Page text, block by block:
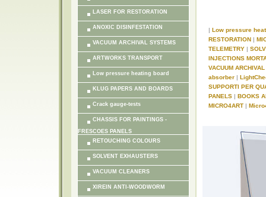
LASER FOR RESTORATION
ANOXIC DISINFESTATION
VACUUM ARCHIVAL SYSTEMS
ARTWORKS TRANSPORT
Low pressure heating board
KLUG PAPERS AND BOARDS
Crack gauge-tests
CHASSIS FOR PAINTINGS -
FRESCOES PANELS
RETOUCHING COLOURS
SOLVENT EXHAUSTERS
VACUUM CLEANERS
XIREIN ANTI-WOODWORM
| Low pressure
RESTORATION |
TELEMETRY |
INJECTIONS
VACUUM
absorber |
SUPPORTI PER
PANELS | BOOKS
MICRO4ART |